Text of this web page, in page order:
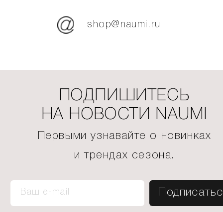
shop@naumi.ru
ПОДПИШИТЕСЬ
НА НОВОСТИ NAUMI
Первыми узнавайте о новинках
и трендах сезона.